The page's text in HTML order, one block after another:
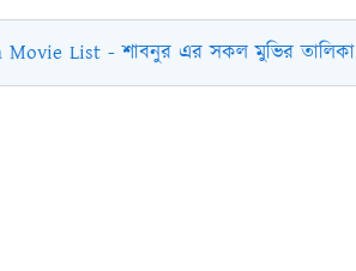
Movie List - শাবনুর এর সকল মুভির তালিকা